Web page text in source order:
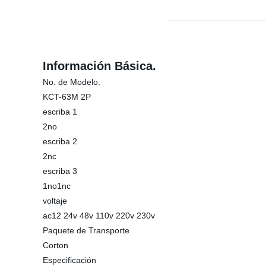
Información Básica.
No. de Modelo.
KCT-63M 2P
escriba 1
2no
escriba 2
2nc
escriba 3
1no1nc
voltaje
ac12 24v 48v 110v 220v 230v
Paquete de Transporte
Corton
Especificación